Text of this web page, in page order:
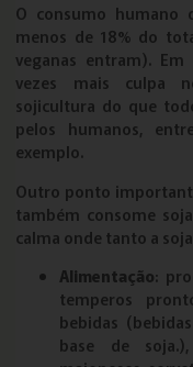
O consumo humano
menos de 18% do
veganas entram).
vezes mais culpa
sojicultura do que
pelos humanos,
exemplo.
Outro ponto
também consome
calma onde tanto a
Alimentação:
temperos
bebidas
base de